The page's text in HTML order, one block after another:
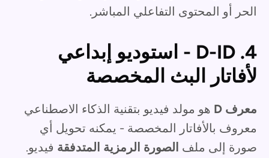
الحر أو المحتوى التفاعلي المباشر.
4. D-ID - استوديو إبداعي
لأفاتار البث المخصصة
معرف D
هو مولد فيديو بتقنية الذكاء الاصطناعي
معروف بالأفاتار المخصصة - يمكنه تحويل أي
صورة إلى ملف الصورة الرمزية المتدفقة فيديو.